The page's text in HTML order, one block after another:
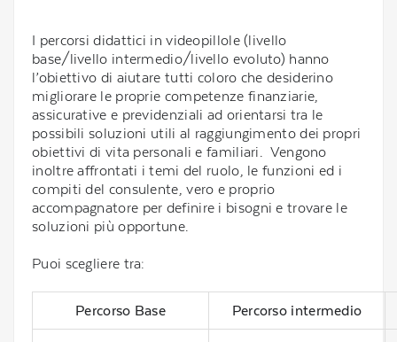
I percorsi didattici in videopillole (livello
base/livello intermedio/livello evoluto) hanno
l’obiettivo di aiutare tutti coloro che desiderino
migliorare le proprie competenze finanziarie,
assicurative e previdenziali ad orientarsi tra le
possibili soluzioni utili al raggiungimento dei propri
obiettivi di vita personali e familiari. Vengono
inoltre affrontati i temi del ruolo, le funzioni ed i
compiti del consulente, vero e proprio
accompagnatore per definire i bisogni e trovare le
soluzioni più opportune.
Puoi scegliere tra:
Percorso Base Percorso intermedio